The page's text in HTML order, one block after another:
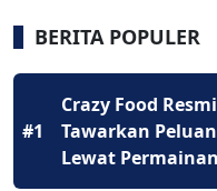
BERITA POPULER
#1
Crazy Food
Tawarkan
Lewat Permainan